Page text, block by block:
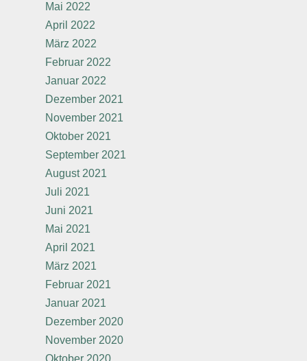
Mai 2022
April 2022
März 2022
Februar 2022
Januar 2022
Dezember 2021
November 2021
Oktober 2021
September 2021
August 2021
Juli 2021
Juni 2021
Mai 2021
April 2021
März 2021
Februar 2021
Januar 2021
Dezember 2020
November 2020
Oktober 2020